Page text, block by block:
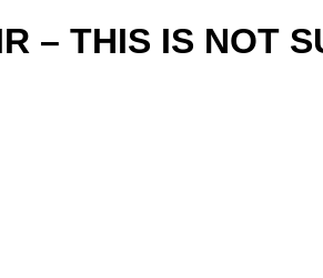
– THIS IS NOT